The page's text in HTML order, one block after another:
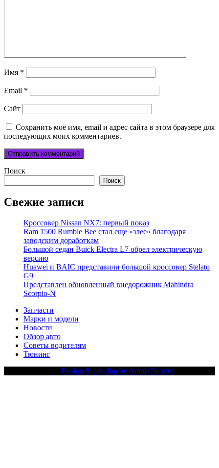
Имя *
Email *
Сайт
Сохранить моё имя, email и адрес сайта в этом браузере для
последующих моих комментариев.
Поиск
Поиск
Свежие записи
Кроссовер Nissan NX7: первый показ
Ram 1500 Rumble Bee стал еще «злее» благодаря
заводским доработкам
Большой седан Buick Electra L7 обрел электрическую
версию
Huawei и BAIC представили большой кроссовер Stelato
G9
Представлен обновленный внедорожник Mahindra
Scorpio-N
Запчасти
Марки и модели
Новости
Обзор авто
Советы водителям
Тюнинг
Design & develop by AmpleThemes